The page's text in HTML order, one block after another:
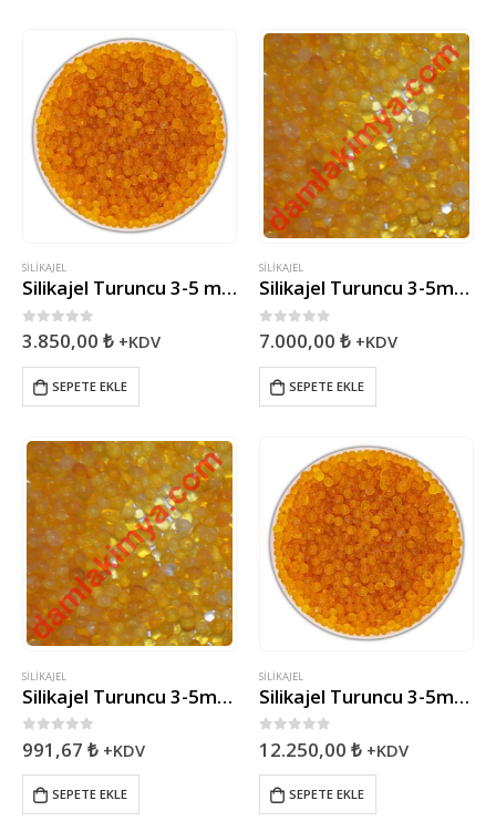
SILIKAJEL
Silikajel Turuncu 3-5 mm ( 5kg )
0 5 üzerinden
3.850,00 ₺ +KDV
SEPETE EKLE
SILIKAJEL
Silikajel Turuncu 3-5mm ( 10kg )
0 5 üzerinden
7.000,00 ₺ +KDV
SEPETE EKLE
SILIKAJEL
Silikajel Turuncu 3-5mm ( 1kg )
0 5 üzerinden
991,67 ₺ +KDV
SEPETE EKLE
SILIKAJEL
Silikajel Turuncu 3-5mm ( 25kg )
0 5 üzerinden
12.250,00 ₺ +KDV
SEPETE EKLE